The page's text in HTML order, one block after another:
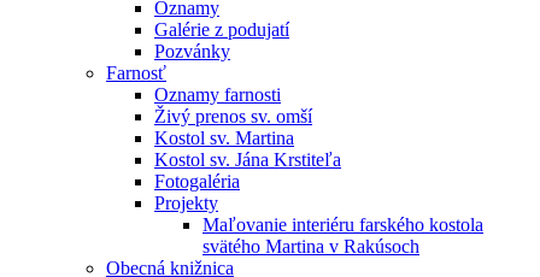
Oznamy
Galérie z podujatí
Pozvánky
Farnosť
Oznamy farnosti
Živý prenos sv. omší
Kostol sv. Martina
Kostol sv. Jána Krstiteľa
Fotogaléria
Projekty
Maľovanie interiéru farského kostola
svätého Martina v Rakúsoch
Obecná knižnica